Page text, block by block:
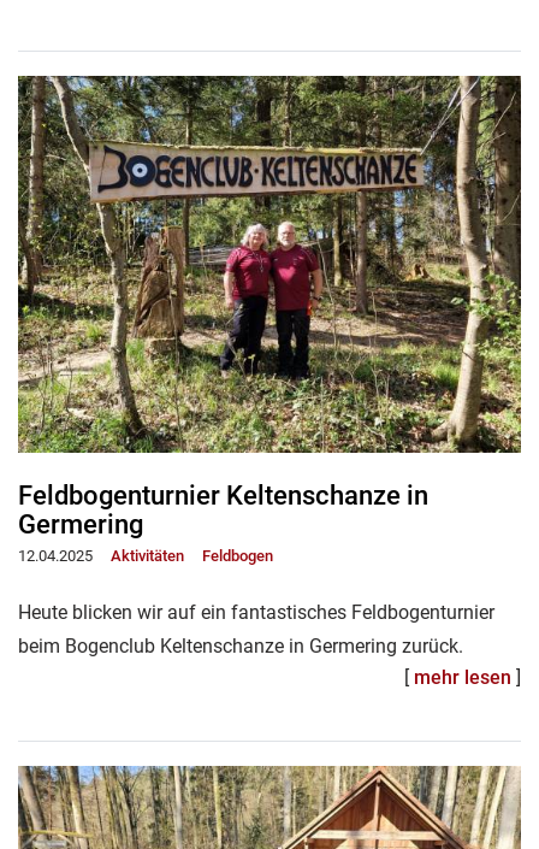
Feldbogenturnier Keltenschanze in
Germering
12.04.2025 Aktivitäten Feldbogen
Heute blicken wir auf ein fantastisches Feldbogenturnier
beim Bogenclub Keltenschanze in Germering zurück.
[ mehr lesen ]